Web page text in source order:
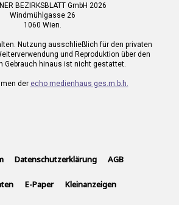
BEZIRKSBLATT GmbH 2026
Windmühlgasse 26
1060 Wien.
Nutzung ausschließlich für den privaten
und Reproduktion über den
Gebrauch hinaus ist nicht gestattet.
der echo medienhaus ges.m.b.h.
Datenschutzerklärung AGB
E-Paper Kleinanzeigen